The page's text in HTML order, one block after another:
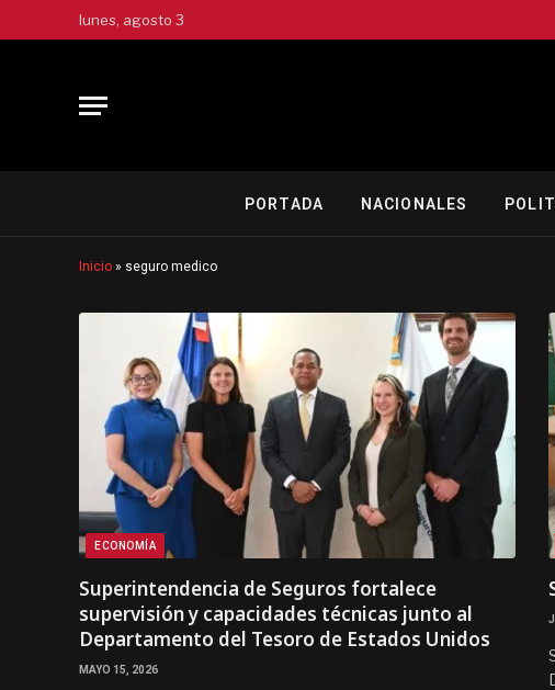
lunes, agosto 3
PORTADA NACIONALES
Inicio » seguro medico
ECONOMÍA
Superintendencia de Seguros fortalece
supervisión y capacidades técnicas junto al
Departamento del Tesoro de Estados Unidos
MAYO 15, 2026